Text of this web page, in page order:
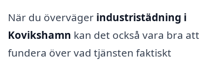
När du överväger industristädning i
Kovikshamn kan det också vara bra att
fundera över vad tjänsten faktiskt